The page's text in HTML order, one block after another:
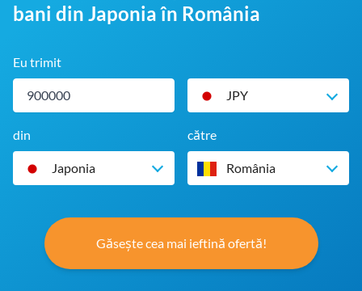
bani din Japonia în România
Eu trimit
JPY
din
Japonia
către
România
Găsește cea mai ieftină ofertă!